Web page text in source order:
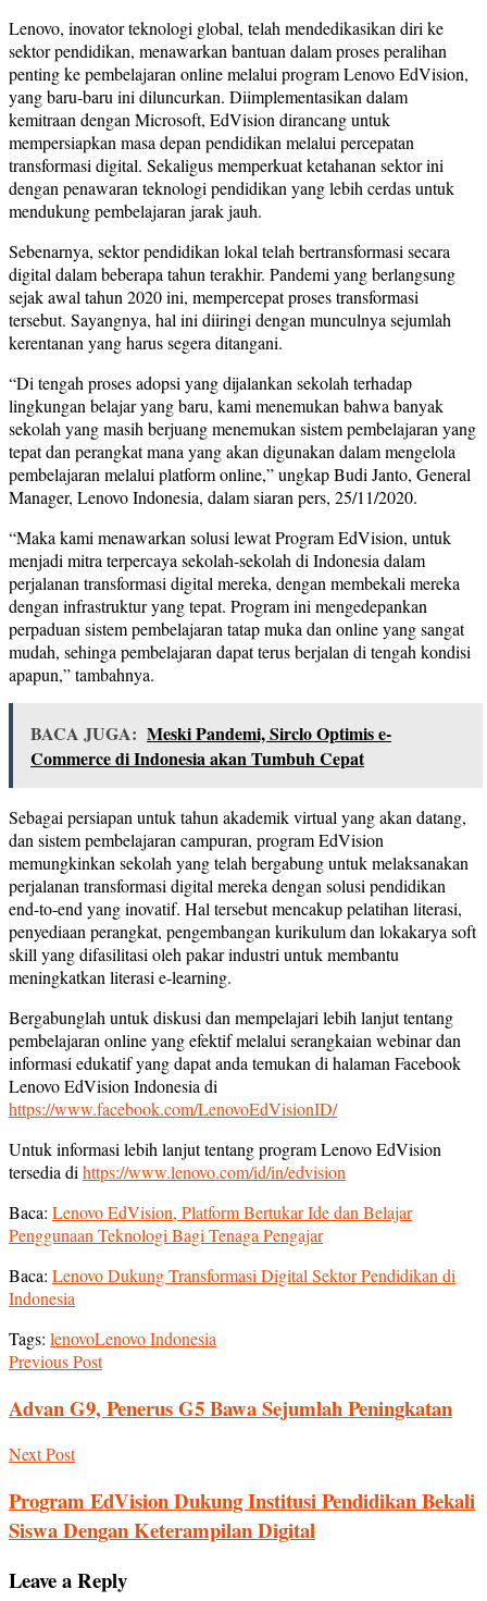
Lenovo, inovator teknologi global, telah mendedikasikan diri ke
sektor pendidikan, menawarkan bantuan dalam proses peralihan
penting ke pembelajaran online melalui program Lenovo EdVision,
yang baru-baru ini diluncurkan. Diimplementasikan dalam
kemitraan dengan Microsoft, EdVision dirancang untuk
mempersiapkan masa depan pendidikan melalui percepatan
transformasi digital. Sekaligus memperkuat ketahanan sektor ini
dengan penawaran teknologi pendidikan yang lebih cerdas untuk
mendukung pembelajaran jarak jauh.
Sebenarnya, sektor pendidikan lokal telah bertransformasi secara
digital dalam beberapa tahun terakhir. Pandemi yang berlangsung
sejak awal tahun 2020 ini, mempercepat proses transformasi
tersebut. Sayangnya, hal ini diiringi dengan munculnya sejumlah
kerentanan yang harus segera ditangani.
“Di tengah proses adopsi yang dijalankan sekolah terhadap
lingkungan belajar yang baru, kami menemukan bahwa banyak
sekolah yang masih berjuang menemukan sistem pembelajaran yang
tepat dan perangkat mana yang akan digunakan dalam mengelola
pembelajaran melalui platform online,” ungkap Budi Janto, General
Manager, Lenovo Indonesia, dalam siaran pers, 25/11/2020.
“Maka kami menawarkan solusi lewat Program EdVision, untuk
menjadi mitra terpercaya sekolah-sekolah di Indonesia dalam
perjalanan transformasi digital mereka, dengan membekali mereka
dengan infrastruktur yang tepat. Program ini mengedepankan
perpaduan sistem pembelajaran tatap muka dan online yang sangat
mudah, sehinga pembelajaran dapat terus berjalan di tengah kondisi
apapun,” tambahnya.
BACA JUGA: Meski Pandemi, Sirclo Optimis e-
Commerce di Indonesia akan Tumbuh Cepat
Sebagai persiapan untuk tahun akademik virtual yang akan datang,
dan sistem pembelajaran campuran, program EdVision
memungkinkan sekolah yang telah bergabung untuk melaksanakan
perjalanan transformasi digital mereka dengan solusi pendidikan
end-to-end yang inovatif. Hal tersebut mencakup pelatihan literasi,
penyediaan perangkat, pengembangan kurikulum dan lokakarya soft
skill yang difasilitasi oleh pakar industri untuk membantu
meningkatkan literasi e-learning.
Bergabunglah untuk diskusi dan mempelajari lebih lanjut tentang
pembelajaran online yang efektif melalui serangkaian webinar dan
informasi edukatif yang dapat anda temukan di halaman Facebook
Lenovo EdVision Indonesia di
https://www.facebook.com/LenovoEdVisionID/
Untuk informasi lebih lanjut tentang program Lenovo EdVision
tersedia di https://www.lenovo.com/id/in/edvision
Baca: Lenovo EdVision, Platform Bertukar Ide dan Belajar
Penggunaan Teknologi Bagi Tenaga Pengajar
Baca: Lenovo Dukung Transformasi Digital Sektor Pendidikan di
Indonesia
Tags: lenovoLenovo Indonesia
Previous Post
Advan G9, Penerus G5 Bawa Sejumlah Peningkatan
Next Post
Program EdVision Dukung Institusi Pendidikan Bekali
Siswa Dengan Keterampilan Digital
Leave a Reply